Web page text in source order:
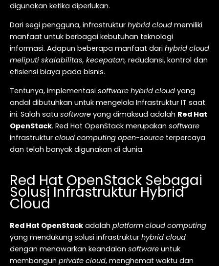
digunakan ketika diperlukan.
Dari segi pengguna, infrastruktur hybrid cloud memiliki
manfaat untuk berbagai kebutuhan teknologi
informasi. Adapun beberapa manfaat dari hybrid cloud
meliputi skalabilitas, kecepatan, redudansi, kontrol dan
efisiensi biaya pada bisnis.
Tentunya, implementasi software hybrid cloud yang
andal dibutuhkan untuk mengelola Infrastruktur IT saat
ini. Salah satu software yang dimaksud adalah Red Hat
OpenStack. Red Hat OpenStack merupakan software
infrastruktur cloud computing open-source terpercaya
dan telah banyak digunakan di dunia.
Red Hat OpenStack Sebagai
Solusi Infrastruktur Hybrid
Cloud
Red Hat OpenStack adalah platform cloud computing
yang mendukung solusi infrastruktur hybrid cloud
dengan menawarkan keandalan software untuk
membangun private cloud, menghemat waktu dan